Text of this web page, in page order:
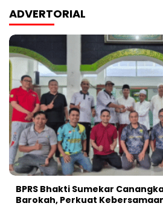
ADVERTORIAL
BPRS Bhakti Sumekar
Barokah, Perkuat